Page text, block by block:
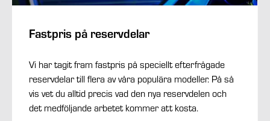
Fastpris på reservdelar
Vi har tagit fram fastpris på speciellt efterfrågade
reservdelar till flera av våra populära modeller. På så
vis vet du alltid precis vad den nya reservdelen och
det medföljande arbetet kommer att kosta.